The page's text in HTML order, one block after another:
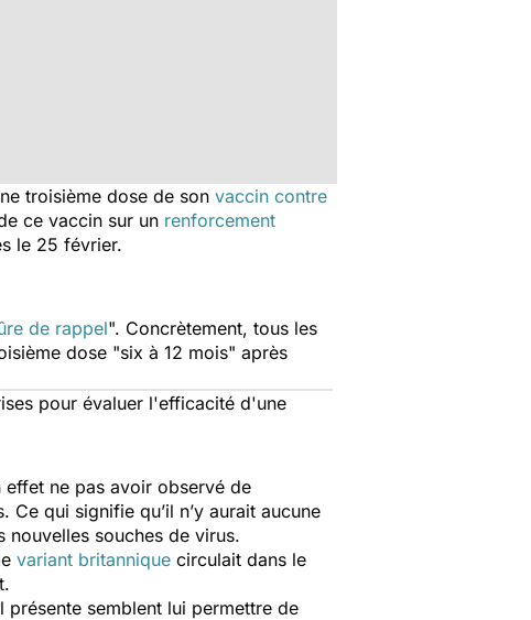
troisième dose de son vaccin contre
ce vaccin sur un renforcement
le 25 février.
de rappel". Concrètement, tous les
dose "six à 12 mois" après
pour évaluer l'efficacité d'une
effet ne pas avoir observé de
qui signifie qu’il n’y aurait aucune
nouvelles souches de virus.
variant britannique circulait dans le
présente semblent lui permettre de